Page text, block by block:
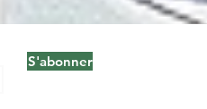
S'abonner